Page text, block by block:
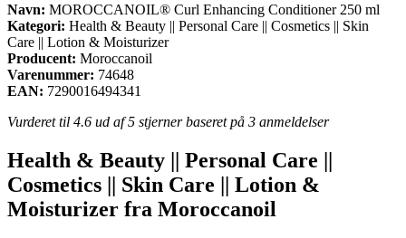
Navn: MOROCCANOIL® Curl Enhancing Conditioner 250 ml
Kategori: Health & Beauty || Personal Care || Cosmetics || Skin
Care || Lotion & Moisturizer
Producent: Moroccanoil
Varenummer: 74648
EAN: 7290016494341
Vurderet til 4.6 ud af 5 stjerner baseret på 3 anmeldelser
Health & Beauty || Personal Care ||
Cosmetics || Skin Care || Lotion &
Moisturizer fra Moroccanoil